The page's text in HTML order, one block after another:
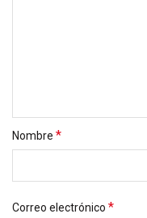
Nombre *
Correo electrónico *